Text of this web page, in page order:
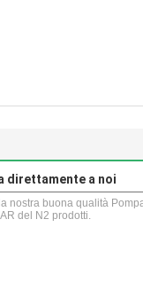
direttamente a noi